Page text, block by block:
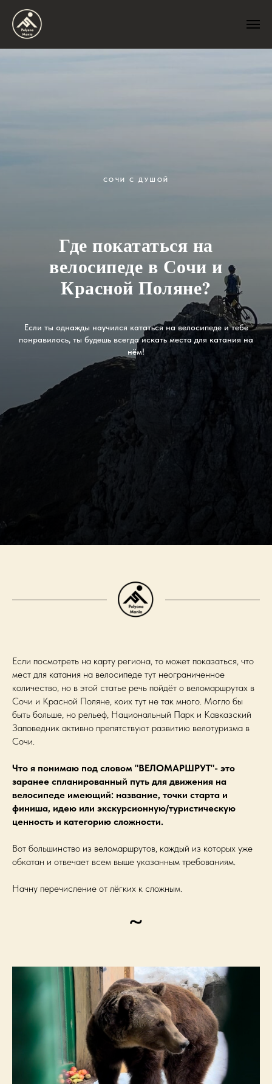
СОЧИ С ДУШОЙ
Где покататься на
велосипеде в Сочи и
Красной Поляне?
Если ты однажды научился кататься на велосипеде и тебе
понравилось, ты будешь всегда искать места для катания на
нём!
Если посмотреть на карту региона, то может показаться, что
мест для катания на велосипеде тут неограниченное
количество, но в этой статье речь пойдёт о веломаршрутах в
Сочи и Красной Поляне, коих тут не так много. Могло бы
быть больше, но рельеф, Национальный Парк и Кавказский
Заповедник активно препятствуют развитию велотуризма в
Сочи.
Что я понимаю под словом "ВЕЛОМАРШРУТ"- это
заранее спланированный путь для движения на
велосипеде имеющий: название, точки старта и
финиша, идею или экскурсионную/туристическую
ценность и категорию сложности.
Вот большинство из веломаршрутов, каждый из которых уже
обкатан и отвечает всем выше указанным требованиям.
Начну перечисление от лёгких к сложным.
~